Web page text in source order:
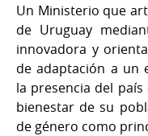
Un Ministerio que
de Uruguay
innovadora y
de adaptación a un
la presencia del
bienestar de su
de género como